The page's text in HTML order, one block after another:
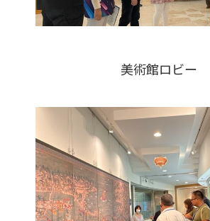
美術館ロビー